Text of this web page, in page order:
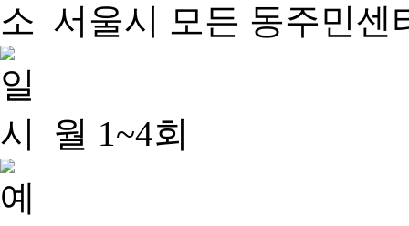
서울시 모든 동주민센
월 1~4회